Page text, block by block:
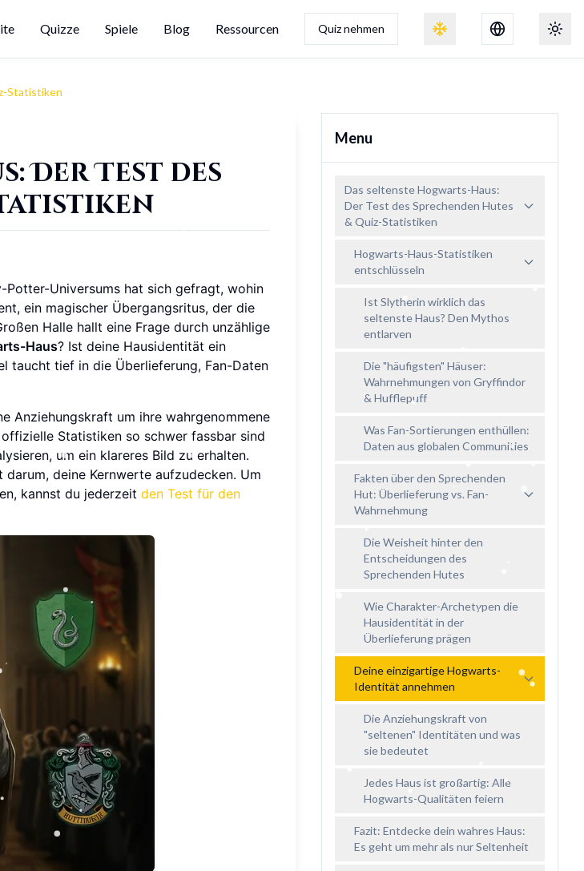
Quizze Spiele Blog Ressourcen Quiz nehmen Schneeeffekt umschalten
Statistiken
Der Test des
Potter-Universums hat sich gefragt, wohin
ein magischer Übergangsritus, der die
Halle hallt eine Frage durch unzählige
Haus? Ist deine Hausidentität ein
taucht tief in die Überlieferung, Fan-Daten
Anziehungskraft um ihre wahrgenommene
offizielle Statistiken so schwer fassbar sind
um ein klareres Bild zu erhalten.
darum, deine Kernwerte aufzudecken. Um
kannst du jederzeit den Test für den
Menu
Das seltenste Hogwarts-Haus:
Der Test des Sprechenden Hutes
& Quiz-Statistiken
Hogwarts-Haus-Statistiken
entschlüsseln
Ist Slytherin wirklich das
seltenste Haus? Den Mythos
entlarven
Die "häufigsten" Häuser:
Wahrnehmungen von Gryffindor
& Hufflepuff
Was Fan-Sortierungen enthüllen:
Daten aus globalen Communities
Fakten über den Sprechenden
Hut: Überlieferung vs. Fan-
Wahrnehmung
Die Weisheit hinter den
Entscheidungen des
Sprechenden Hutes
Wie Charakter-Archetypen die
Hausidentität in der
Überlieferung prägen
Deine einzigartige Hogwarts-
Identität annehmen
Die Anziehungskraft von
"seltenen" Identitäten und was
sie bedeutet
Jedes Haus ist großartig: Alle
Hogwarts-Qualitäten feiern
Fazit: Entdecke dein wahres Haus:
Es geht um mehr als nur Seltenheit